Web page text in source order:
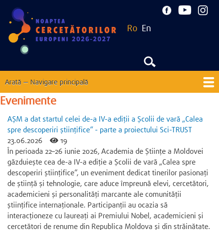
conţinutul
principal
Ro En
Navigare
principală
Arată — Navigare principală
Acasă
Despre
Ediții precedente
Noutăți
EU Corner
Contacte
Evenimente
AȘM a dat startul celei de-a IV-a ediții a Școlii de vară „Calea
spre descoperiri științifice” - parte a proiectului Sci-TRUST
23.06.2026
19
În perioada 22–26 iunie 2026, Academia de Științe a Moldovei
găzduiește cea de-a IV-a ediție a Școlii de vară „Calea spre
descoperiri științifice”, un eveniment dedicat tinerilor pasionați
de știință și tehnologie, care aduce împreună elevi, cercetători,
academicieni și personalități marcante ale comunității
științifice internaționale. Participanții au ocazia să
interacționeze cu laureați ai Premiului Nobel, academicieni și
cercetători de renume din Republica Moldova și din străinătate.